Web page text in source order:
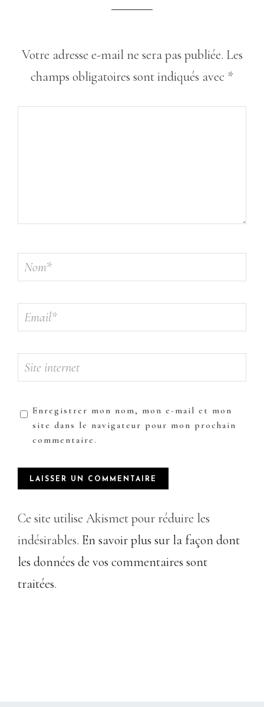
Votre adresse e-mail ne sera pas publiée. Les
champs obligatoires sont indiqués avec *
Enregistrer mon nom, mon e-mail et mon
site dans le navigateur pour mon prochain
commentaire.
Ce site utilise Akismet pour réduire les
indésirables. En savoir plus sur la façon dont
les données de vos commentaires sont
traitées.